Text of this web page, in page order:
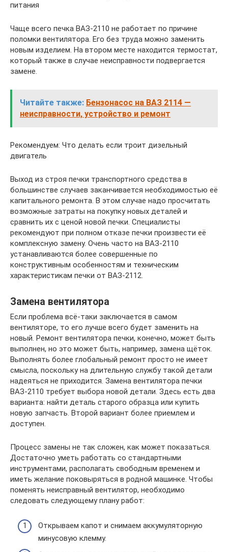
питания
Чаще всего печка ВАЗ-2110 не работает по причине
поломки вентилятора. Его без труда можно заменить
новым изделием. На втором месте находится термостат,
который также в случае неисправности подвергается
замене.
Читайте также: Бензонасос на ВАЗ 2114 —
неисправности, устройство и ремонт
Рекомендуем: Что делать если троит дизельный
двигатель
Выход из строя печки транспортного средства в
большинстве случаев заканчивается необходимостью её
капитального ремонта. В этом случае надо просчитать
возможные затраты на покупку новых деталей и
сравнить их с ценой новой печки. Специалисты
рекомендуют при полном отказе печки произвести её
комплексную замену. Очень часто на ВАЗ-2110
устанавливаются более совершенные по
конструктивным особенностям и техническим
характеристикам печки от ВАЗ-2112.
Замена вентилятора
Если проблема всё-таки заключается в самом
вентиляторе, то его лучше всего будет заменить на
новый. Ремонт вентилятора печки, конечно, может быть
выполнен, но это может быть, например, замена щёток.
Выполнять более глобальный ремонт просто не имеет
смысла, поскольку на длительную службу такой детали
надеяться не приходится. Замена вентилятора печки
ВАЗ-2110 требует выбора новой детали. Здесь есть два
варианта: найти деталь старого образца или купить
новую запчасть. Второй вариант более приемлем и
доступен.
Процесс замены не так сложен, как может показаться.
Достаточно уметь работать со стандартными
инструментами, располагать свободным временем и
иметь желание поковыряться в родной машинке. Чтобы
поменять неисправный вентилятор, необходимо
следовать следующему плану работ:
Открываем капот и снимаем аккумуляторную
минусовую клемму.